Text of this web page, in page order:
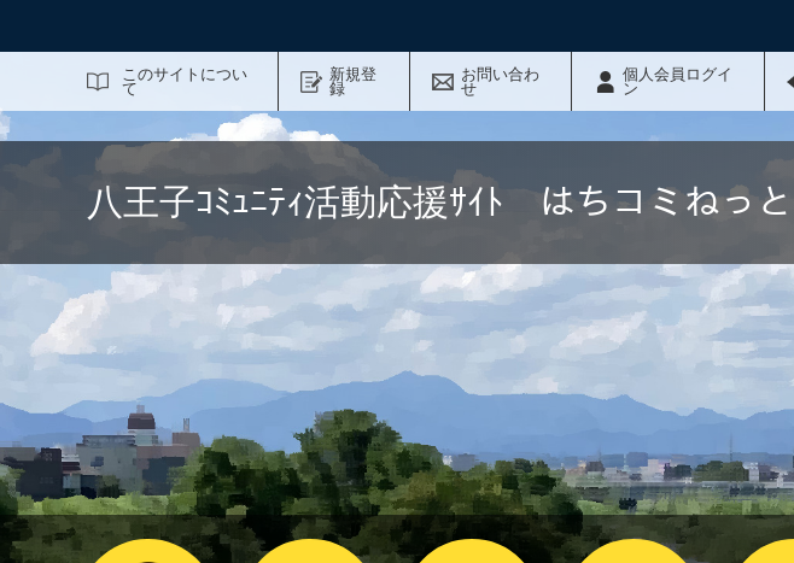
このサイトについ
て
新規登
録
お問い合わ
せ
個人会員ログイ
ン
八王子ｺﾐｭﾆﾃｨ活動応援ｻｲﾄ はちコミねっと